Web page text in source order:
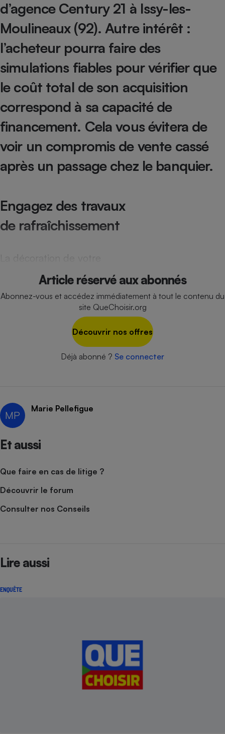
d’agence Century 21 à Issy-les-
Moulineaux (92). Autre intérêt :
l’acheteur pourra faire des
simulations fiables pour vérifier que
le coût total de son acquisition
correspond à sa capacité de
financement. Cela vous évitera de
voir un compromis de vente cassé
après un passage chez le banquier.
Engagez des travaux
de rafraîchissement
La décoration de votre
Article réservé aux abonnés
Abonnez-vous et accédez immédiatement à tout le contenu du
site QueChoisir.org
Découvrir nos offres
Déjà abonné ? Se connecter
MP
Marie Pellefigue
Et aussi
Que faire en cas de litige ?
Découvrir le forum
Consulter nos Conseils
Lire aussi
ENQUÊTE
Cafetière à expressos
Robot ménager